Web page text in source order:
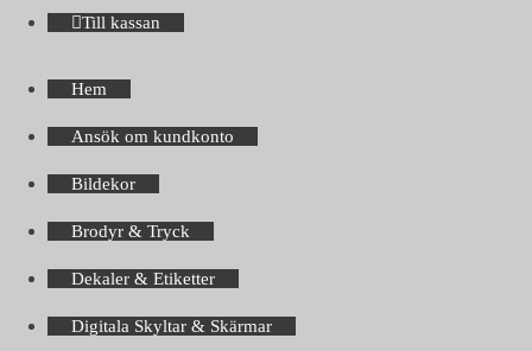
Till kassan
Hem
Ansök om kundkonto
Bildekor
Brodyr & Tryck
Dekaler & Etiketter
Digitala Skyltar & Skärmar